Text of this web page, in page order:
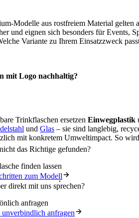
Modelle aus rostfreiem Material gelten
und eignen sich besonders für Events,
Variante zu Ihrem Einsatzzweck
mit Logo nachhaltig?
Trinkflaschen ersetzen Einwegplastik
und Glas – sie sind langlebig,
mit konkretem Umweltimpact. So
das Richtige gefunden?
finden lassen
zum Modell
direkt mit uns sprechen?
anfragen
unverbindlich anfragen